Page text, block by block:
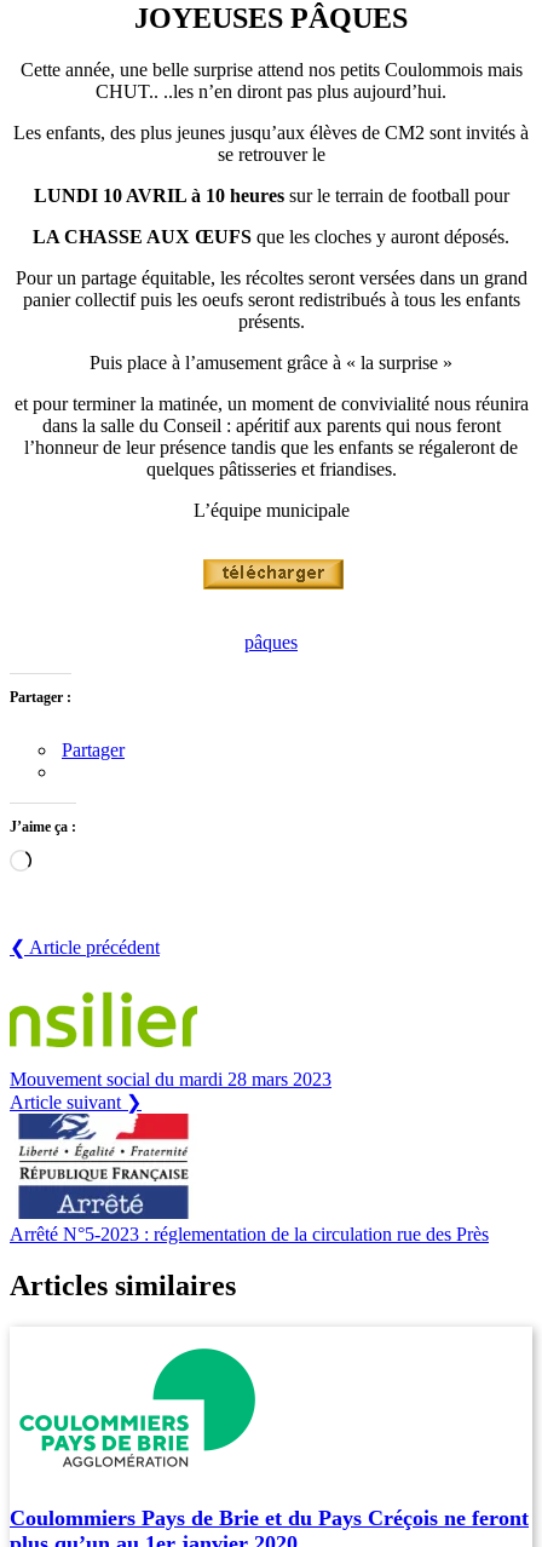
JOYEUSES PÂQUES
Cette année, une belle surprise attend nos petits Coulommois mais
CHUT.. ..les n’en diront pas plus aujourd’hui.
Les enfants, des plus jeunes jusqu’aux élèves de CM2 sont invités à
se retrouver le
LUNDI 10 AVRIL à 10 heuressur le terrain de football pour
LA CHASSE AUX ŒUFS que les cloches y auront déposés.
Pour un partage équitable, les récoltes seront versées dans un grand
panier collectif puis les oeufs seront redistribués à tous les enfants
présents.
Puis place à l’amusement grâce à « la surprise »
et pour terminer la matinée, un moment de convivialité nous réunira
dans la salle du Conseil : apéritif aux parents qui nous feront
l’honneur de leur présence tandis que les enfants se régaleront de
quelques pâtisseries et friandises.
L’équipe municipale
pâques
Partager :
Partager
J’aime ça :
Chargement…
❮ Article précédent
Mouvement social du mardi 28 mars 2023
Article suivant ❯
Arrêté N°5-2023 : réglementation de la circulation rue des Près
Articles similaires
Coulommiers Pays de Brie et du Pays Créçois ne feront